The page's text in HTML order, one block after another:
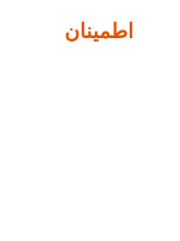
اطمینان